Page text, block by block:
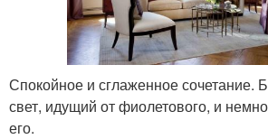
Спокойное и сглаженное сочетание.
свет, идущий от фиолетового, и
его.